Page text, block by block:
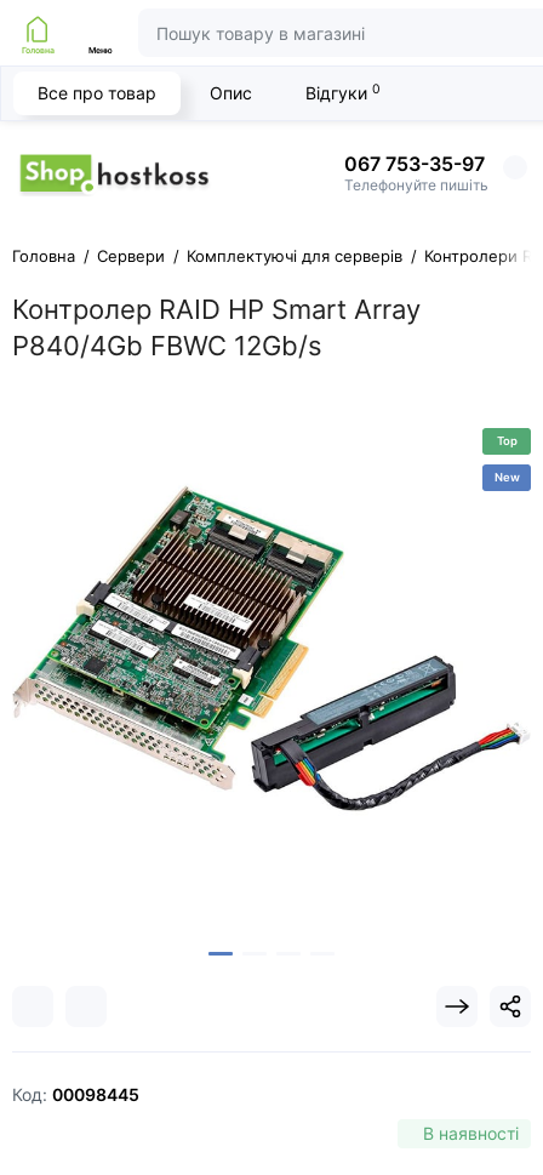
067 753-35-97
Телефонуйте пишіть
Головна Меню
Головна Сервери Комплектуючі для серверів Контролери
Контролер RAID HP Smart Array
P840/4Gb FBWC 12Gb/s
Все про товар Опис Відгуки 0
Top
New
Код: 00098445
В наявності